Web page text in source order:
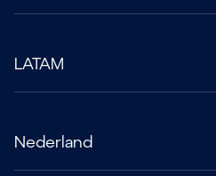
LATAM
Nederland